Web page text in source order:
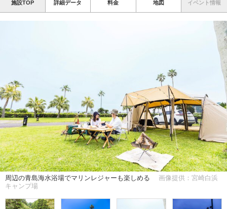
施設TOP 詳細データ 料金 地図 イベント情報
周辺の青島海水浴場でマリンレジャーも楽しめる
画像提供：宮崎白浜
キャンプ場